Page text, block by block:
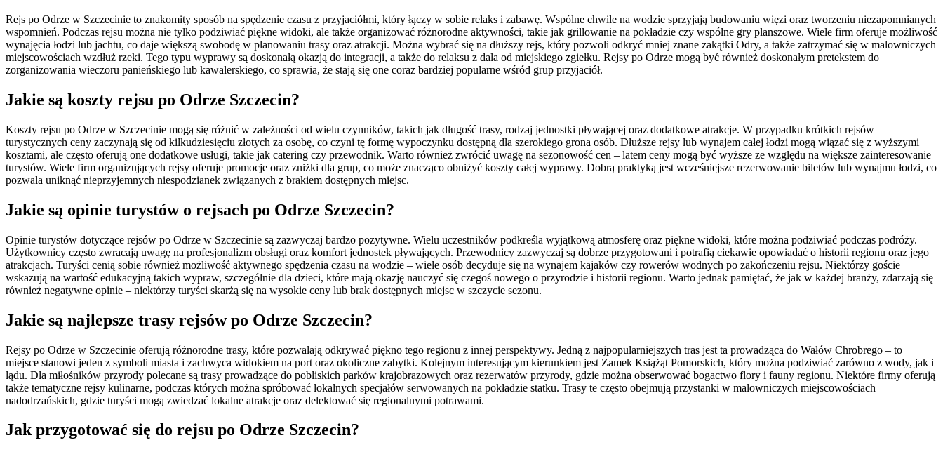
Rejs po Odrze w Szczecinie to znakomity sposób na spędzenie czasu z przyjaciółmi, który łączy w sobie relaks i zabawę. Wspólne chwile na wodzie sprzyjają budowaniu więzi oraz tworzeniu niezapomnianych
wspomnień. Podczas rejsu można nie tylko podziwiać piękne widoki, ale także organizować różnorodne aktywności, takie jak grillowanie na pokładzie czy wspólne gry planszowe. Wiele firm oferuje możliwość
wynajęcia łodzi lub jachtu, co daje większą swobodę w planowaniu trasy oraz atrakcji. Można wybrać się na dłuższy rejs, który pozwoli odkryć mniej znane zakątki Odry, a także zatrzymać się w malowniczych
miejscowościach wzdłuż rzeki. Tego typu wyprawy są doskonałą okazją do integracji, a także do relaksu z dala od miejskiego zgiełku. Rejsy po Odrze mogą być również doskonałym pretekstem do
zorganizowania wieczoru panieńskiego lub kawalerskiego, co sprawia, że stają się one coraz bardziej popularne wśród grup przyjaciół.
Jakie są koszty rejsu po Odrze Szczecin?
Koszty rejsu po Odrze w Szczecinie mogą się różnić w zależności od wielu czynników, takich jak długość trasy, rodzaj jednostki pływającej oraz dodatkowe atrakcje. W przypadku krótkich rejsów
turystycznych ceny zaczynają się od kilkudziesięciu złotych za osobę, co czyni tę formę wypoczynku dostępną dla szerokiego grona osób. Dłuższe rejsy lub wynajem całej łodzi mogą wiązać się z wyższymi
kosztami, ale często oferują one dodatkowe usługi, takie jak catering czy przewodnik. Warto również zwrócić uwagę na sezonowość cen – latem ceny mogą być wyższe ze względu na większe zainteresowanie
turystów. Wiele firm organizujących rejsy oferuje promocje oraz zniżki dla grup, co może znacząco obniżyć koszty całej wyprawy. Dobrą praktyką jest wcześniejsze rezerwowanie biletów lub wynajmu łodzi, co
pozwala uniknąć nieprzyjemnych niespodzianek związanych z brakiem dostępnych miejsc.
Jakie są opinie turystów o rejsach po Odrze Szczecin?
Opinie turystów dotyczące rejsów po Odrze w Szczecinie są zazwyczaj bardzo pozytywne. Wielu uczestników podkreśla wyjątkową atmosferę oraz piękne widoki, które można podziwiać podczas podróży.
Użytkownicy często zwracają uwagę na profesjonalizm obsługi oraz komfort jednostek pływających. Przewodnicy zazwyczaj są dobrze przygotowani i potrafią ciekawie opowiadać o historii regionu oraz jego
atrakcjach. Turyści cenią sobie również możliwość aktywnego spędzenia czasu na wodzie – wiele osób decyduje się na wynajem kajaków czy rowerów wodnych po zakończeniu rejsu. Niektórzy goście
wskazują na wartość edukacyjną takich wypraw, szczególnie dla dzieci, które mają okazję nauczyć się czegoś nowego o przyrodzie i historii regionu. Warto jednak pamiętać, że jak w każdej branży, zdarzają się
również negatywne opinie – niektórzy turyści skarżą się na wysokie ceny lub brak dostępnych miejsc w szczycie sezonu.
Jakie są najlepsze trasy rejsów po Odrze Szczecin?
Rejsy po Odrze w Szczecinie oferują różnorodne trasy, które pozwalają odkrywać piękno tego regionu z innej perspektywy. Jedną z najpopularniejszych tras jest ta prowadząca do Wałów Chrobrego – to
miejsce stanowi jeden z symboli miasta i zachwyca widokiem na port oraz okoliczne zabytki. Kolejnym interesującym kierunkiem jest Zamek Książąt Pomorskich, który można podziwiać zarówno z wody, jak i
lądu. Dla miłośników przyrody polecane są trasy prowadzące do pobliskich parków krajobrazowych oraz rezerwatów przyrody, gdzie można obserwować bogactwo flory i fauny regionu. Niektóre firmy oferują
także tematyczne rejsy kulinarne, podczas których można spróbować lokalnych specjałów serwowanych na pokładzie statku. Trasy te często obejmują przystanki w malowniczych miejscowościach
nadodrzańskich, gdzie turyści mogą zwiedzać lokalne atrakcje oraz delektować się regionalnymi potrawami.
Jak przygotować się do rejsu po Odrze Szczecin?